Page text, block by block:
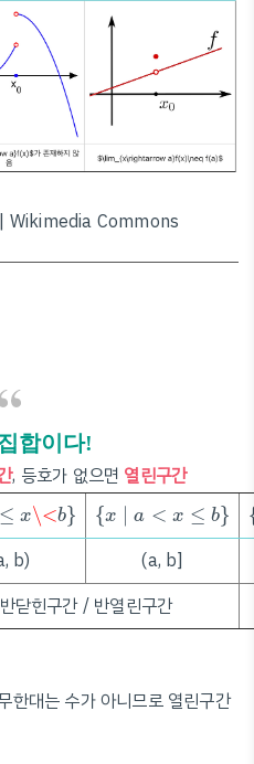
| Wikimedia Commons
합이다!
, 등호가 없으면 열린구간
≤ x\<b}
\< b} {x ∣ a < x ≤ b}
{x∣ a <x ≤b}
b)
(a, b]
반닫힌구간 / 반열린구간
한대는 수가 아니므로 열린구간